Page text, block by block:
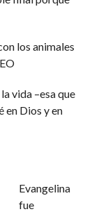
los animales
vida –esa que
en Dios y en
Evangelina
fue